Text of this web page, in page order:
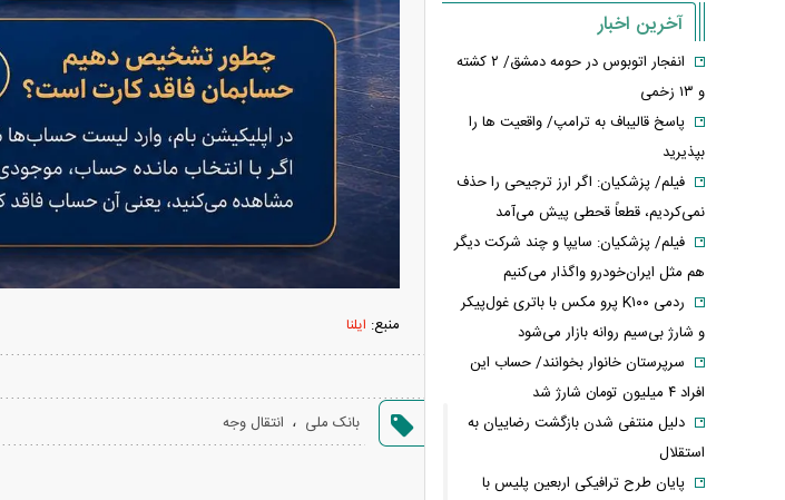
منبع: ایلنا
بانک ملی ، انتقال وجه
آخرین اخبار
انفجار اتوبوس در حومه دمشق/ ۲ کشته
و ۱۳ زخمی
پاسخ قالیباف به ترامپ/ واقعیت ها را
بپذیرید
فیلم/ پزشکیان: اگر ارز ترجیحی را حذف
نمی‌کردیم، قطعاً قحطی پیش می‌آمد
فیلم/ پزشکیان: سایپا و چند شرکت دیگر
هم مثل ایران‌خودرو واگذار می‌کنیم
ردمی K۱۰۰ پرو مکس با باتری غول‌پیکر
و شارژ بی‌سیم روانه بازار می‌شود
سرپرستان خانوار بخوانند/ حساب این
افراد ۴ میلیون تومان شارژ شد
دلیل منتفی شدن بازگشت رضاییان به
استقلال
پایان طرح ترافیکی اربعین پلیس با